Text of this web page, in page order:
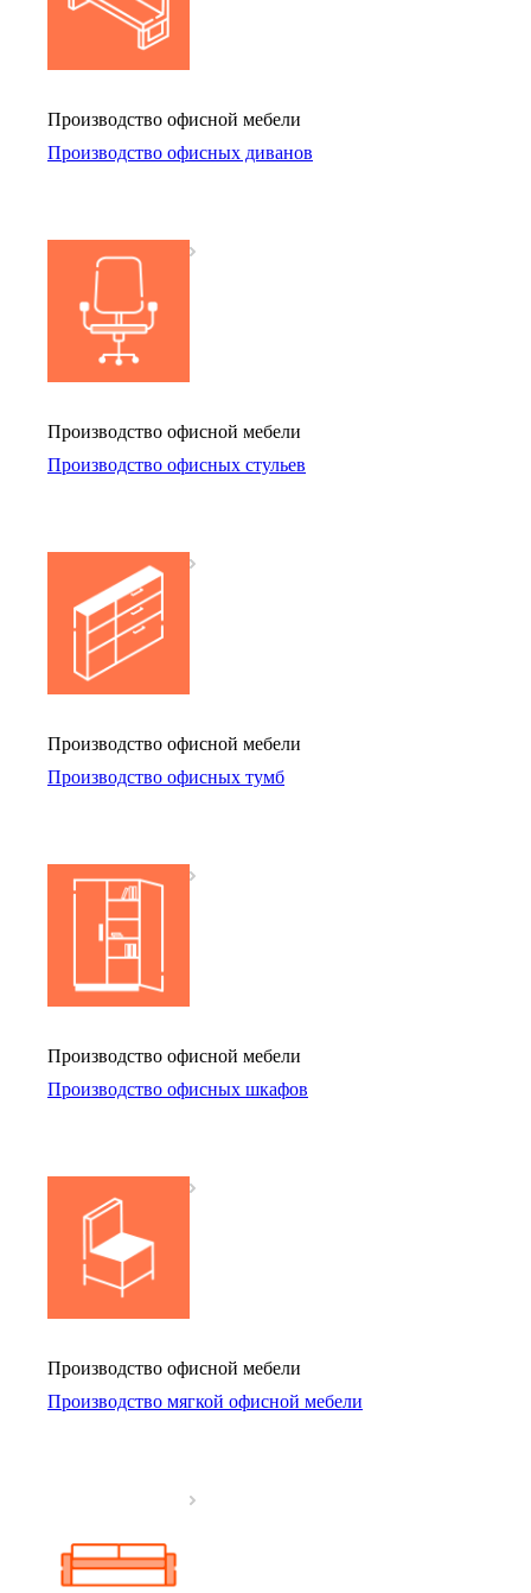
Производство офисной мебели
Производство офисных диванов
Производство офисной мебели
Производство офисных стульев
Производство офисной мебели
Производство офисных тумб
Производство офисной мебели
Производство офисных шкафов
Производство офисной мебели
Производство мягкой офисной мебели